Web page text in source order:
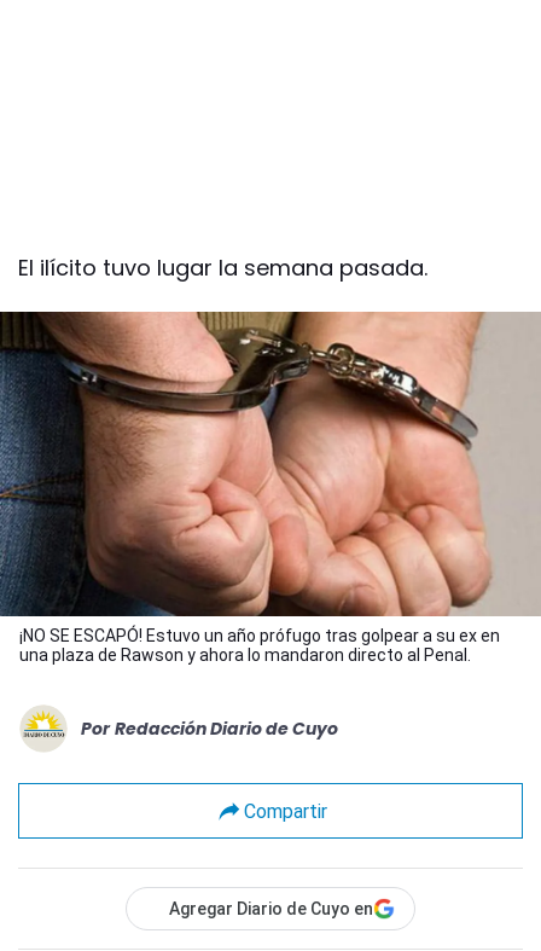
El ilícito tuvo lugar la semana pasada.
¡NO SE ESCAPÓ! Estuvo un año prófugo tras golpear a su ex en
una plaza de Rawson y ahora lo mandaron directo al Penal.
Por Redacción Diario de Cuyo
Compartir
Agregar Diario de Cuyo en